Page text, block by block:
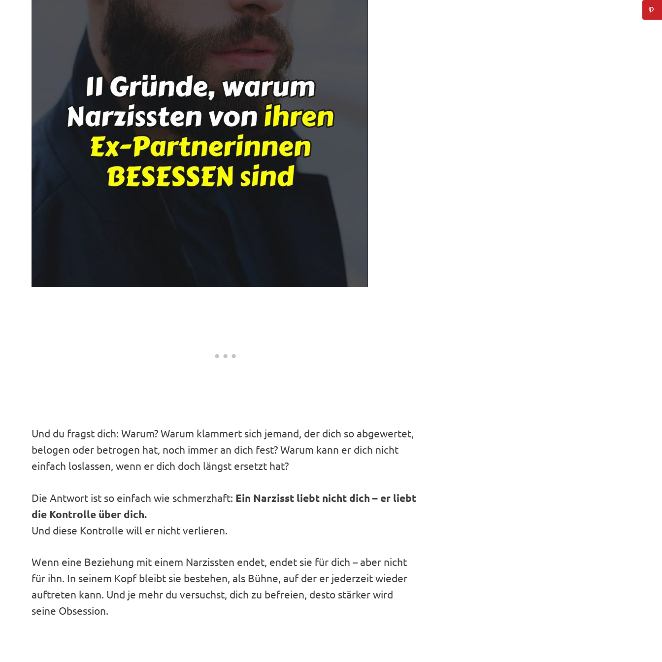
Und du fragst dich: Warum? Warum klammert sich jemand, der dich so abgewertet,
belogen oder betrogen hat, noch immer an dich fest? Warum kann er dich nicht
einfach loslassen, wenn er dich doch längst ersetzt hat?
Die Antwort ist so einfach wie schmerzhaft: Ein Narzisst liebt nicht dich – er liebt
die Kontrolle über dich.
Und diese Kontrolle will er nicht verlieren.
Wenn eine Beziehung mit einem Narzissten endet, endet sie für dich – aber nicht
für ihn. In seinem Kopf bleibt sie bestehen, als Bühne, auf der er jederzeit wieder
auftreten kann. Und je mehr du versuchst, dich zu befreien, desto stärker wird
seine Obsession.